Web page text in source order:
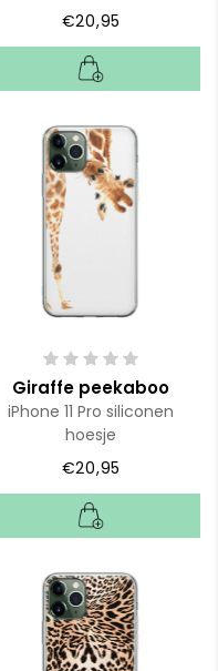
€20,95
Giraffe peekaboo
iPhone 11 Pro siliconen
hoesje
€20,95